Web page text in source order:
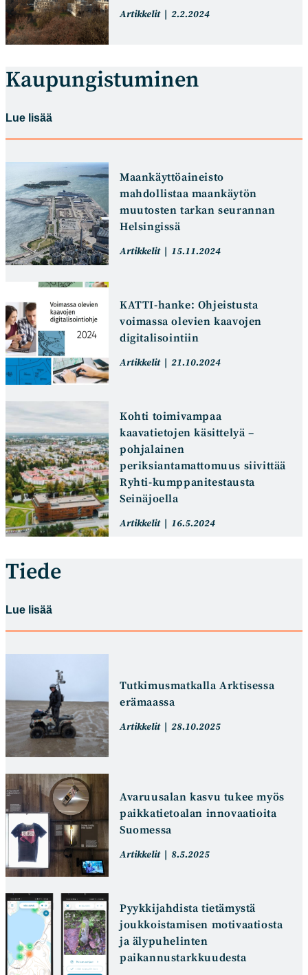
Artikkelin
Artikkelit
Artikkeli
2.2.2024
Kaupungistuminen
Lue lisää
Maankäyttöaineisto
mahdollistaa maankäytön
muutosten tarkan seurannan
Helsingissä
Artikkelin
Artikkelit
Artikkeli
15.11.2024
KATTI-hanke: Ohjeistusta
voimassa olevien kaavojen
digitalisointiin
Artikkelin
Artikkelit
Artikkeli
21.10.2024
Kohti toimivampaa
kaavatietojen käsittelyä –
pohjalainen
periksiantamattomuus siivittää
Ryhti-kumppanitestausta
Seinäjoella
Artikkelin
Artikkelit
Artikkeli
16.5.2024
Tiede
Lue lisää
Tutkimusmatkalla Arktisessa
erämaassa
Artikkelin
Artikkelit
Artikkeli
28.10.2025
Avaruusalan kasvu tukee myös
paikkatietoalan innovaatioita
Suomessa
Artikkelin
Artikkelit
Artikkeli
8.5.2025
Pyykkijahdista tietämystä
joukkoistamisen motivaatiosta
ja älypuhelinten
paikannustarkkuudesta